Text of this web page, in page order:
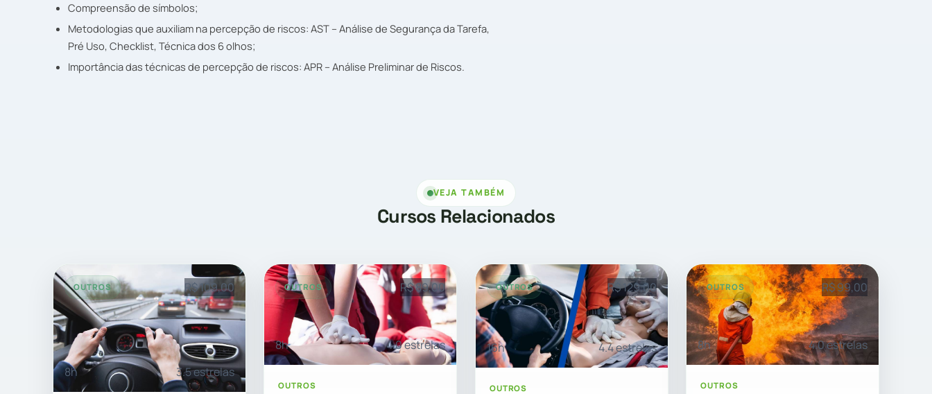
Compreensão de símbolos;
Metodologias que auxiliam na percepção de riscos: AST – Análise de Segurança da Tarefa,
Pré Uso, Checklist, Técnica dos 6 olhos;
Importância das técnicas de percepção de riscos: APR – Análise Preliminar de Riscos.
VEJA TAMBÉM
Cursos Relacionados
OUTROS R$ 109,00
8h 3.5 estrelas
OUTROS R$ 89,00
8h 4.0 estrelas
OUTROS
OUTROS R$ 129,00
16h 4.4 estrelas
OUTROS
OUTROS R$ 99,00
8h 4.0 estrelas
OUTROS